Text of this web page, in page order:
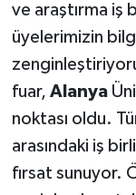
ve araştırma iş
üyelerimizin
fuar, Alanya
noktası oldu.
arasındaki iş
fırsat sunuyor.